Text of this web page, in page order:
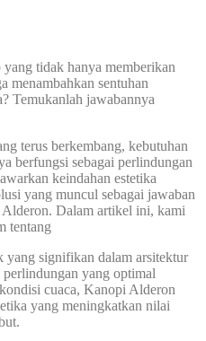
tidak hanya memberikan
menambahkan sentuhan
Temukanlah jawabannya
terus berkembang, kebutuhan
berfungsi sebagai perlindungan
keindahan estetika
yang muncul sebagai jawaban
Dalam artikel ini, kami
tentang
signifikan dalam arsitektur
yang optimal
cuaca, Kanopi Alderon
yang meningkatkan nilai